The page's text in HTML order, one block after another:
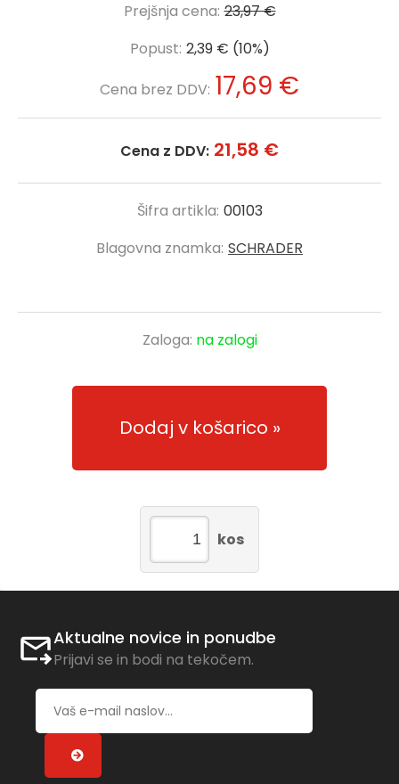
Prejšnja cena: 23,97 €
Popust: 2,39 € (10%)
Cena brez DDV: 17,69 €
Cena z DDV: 21,58 €
Šifra artikla: 00103
Blagovna znamka: SCHRADER
Zaloga: na zalogi
Dodaj v košarico
kos
Aktualne novice in ponudbe
Prijavi se in bodi na tekočem.